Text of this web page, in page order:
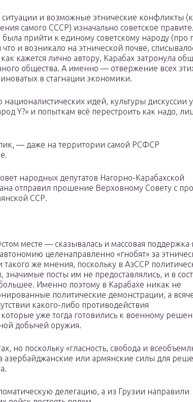
и возможные этнические конфликты
самого СССР) изначально советское
прийти к единому советскому народу (про
и возникало на этнической почве,
кажется лично автору, Карабах затронула
общества. А именно — отвержение всех
в стагнации экономики.
идей, культуры дискуссии
Y?» и попыткам всё перестроить как надо,
— даже на территории самой РСФСР
народных депутатов Нагорно-Карабахской
отправил прошение Верховному Совету с
ССР.
месте — сказывалась и массовая поддержка
целенаправленно «гнобят» за
же мнения, поскольку в АзССР
посты им не предоставлялись, и в
Именно поэтому в Карабахе никак не
политические демонстрации, а
какого-либо противодействия
уже тогда готовились к военному
добычей оружия.
но поскольку «гласность, свобода и
азербайджанские или армянские силы для
делегацию, а из Грузии направили